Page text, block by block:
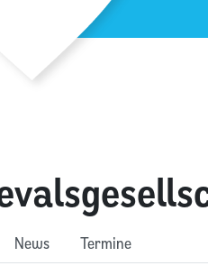
News Termine